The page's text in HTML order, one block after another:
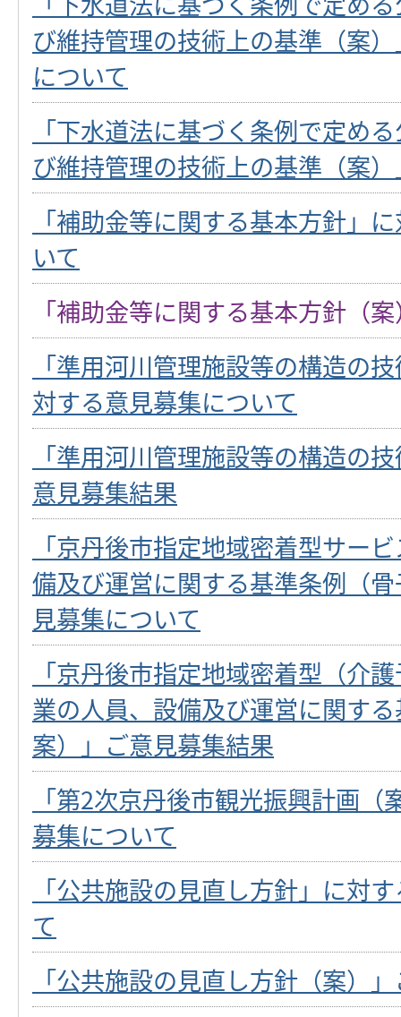
び維持管理の技術上の基準（案
について
「下水道法に基づく条例で定め
び維持管理の技術上の基準（案
「補助金等に関する基本方針」
いて
「補助金等に関する基本方針（
「準用河川管理施設等の構造の
対する意見募集について
「準用河川管理施設等の構造の
意見募集結果
「京丹後市指定地域密着型サー
備及び運営に関する基準条例（
見募集について
「京丹後市指定地域密着型（介
業の人員、設備及び運営に関す
案）」ご意見募集結果
「第2次京丹後市観光振興計画
募集について
「公共施設の見直し方針」に対
て
「公共施設の見直し方針（案）